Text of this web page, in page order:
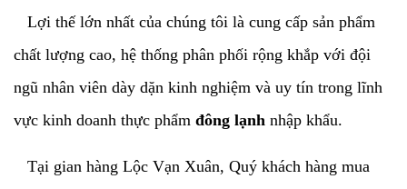
Lợi thế lớn nhất của chúng tôi là cung cấp sản phẩm
chất lượng cao, hệ thống phân phối rộng khắp với đội
ngũ nhân viên dày dặn kinh nghiệm và uy tín trong lĩnh
vực kinh doanh thực phẩm đông lạnh nhập khẩu.
Tại gian hàng Lộc Vạn Xuân, Quý khách hàng mua